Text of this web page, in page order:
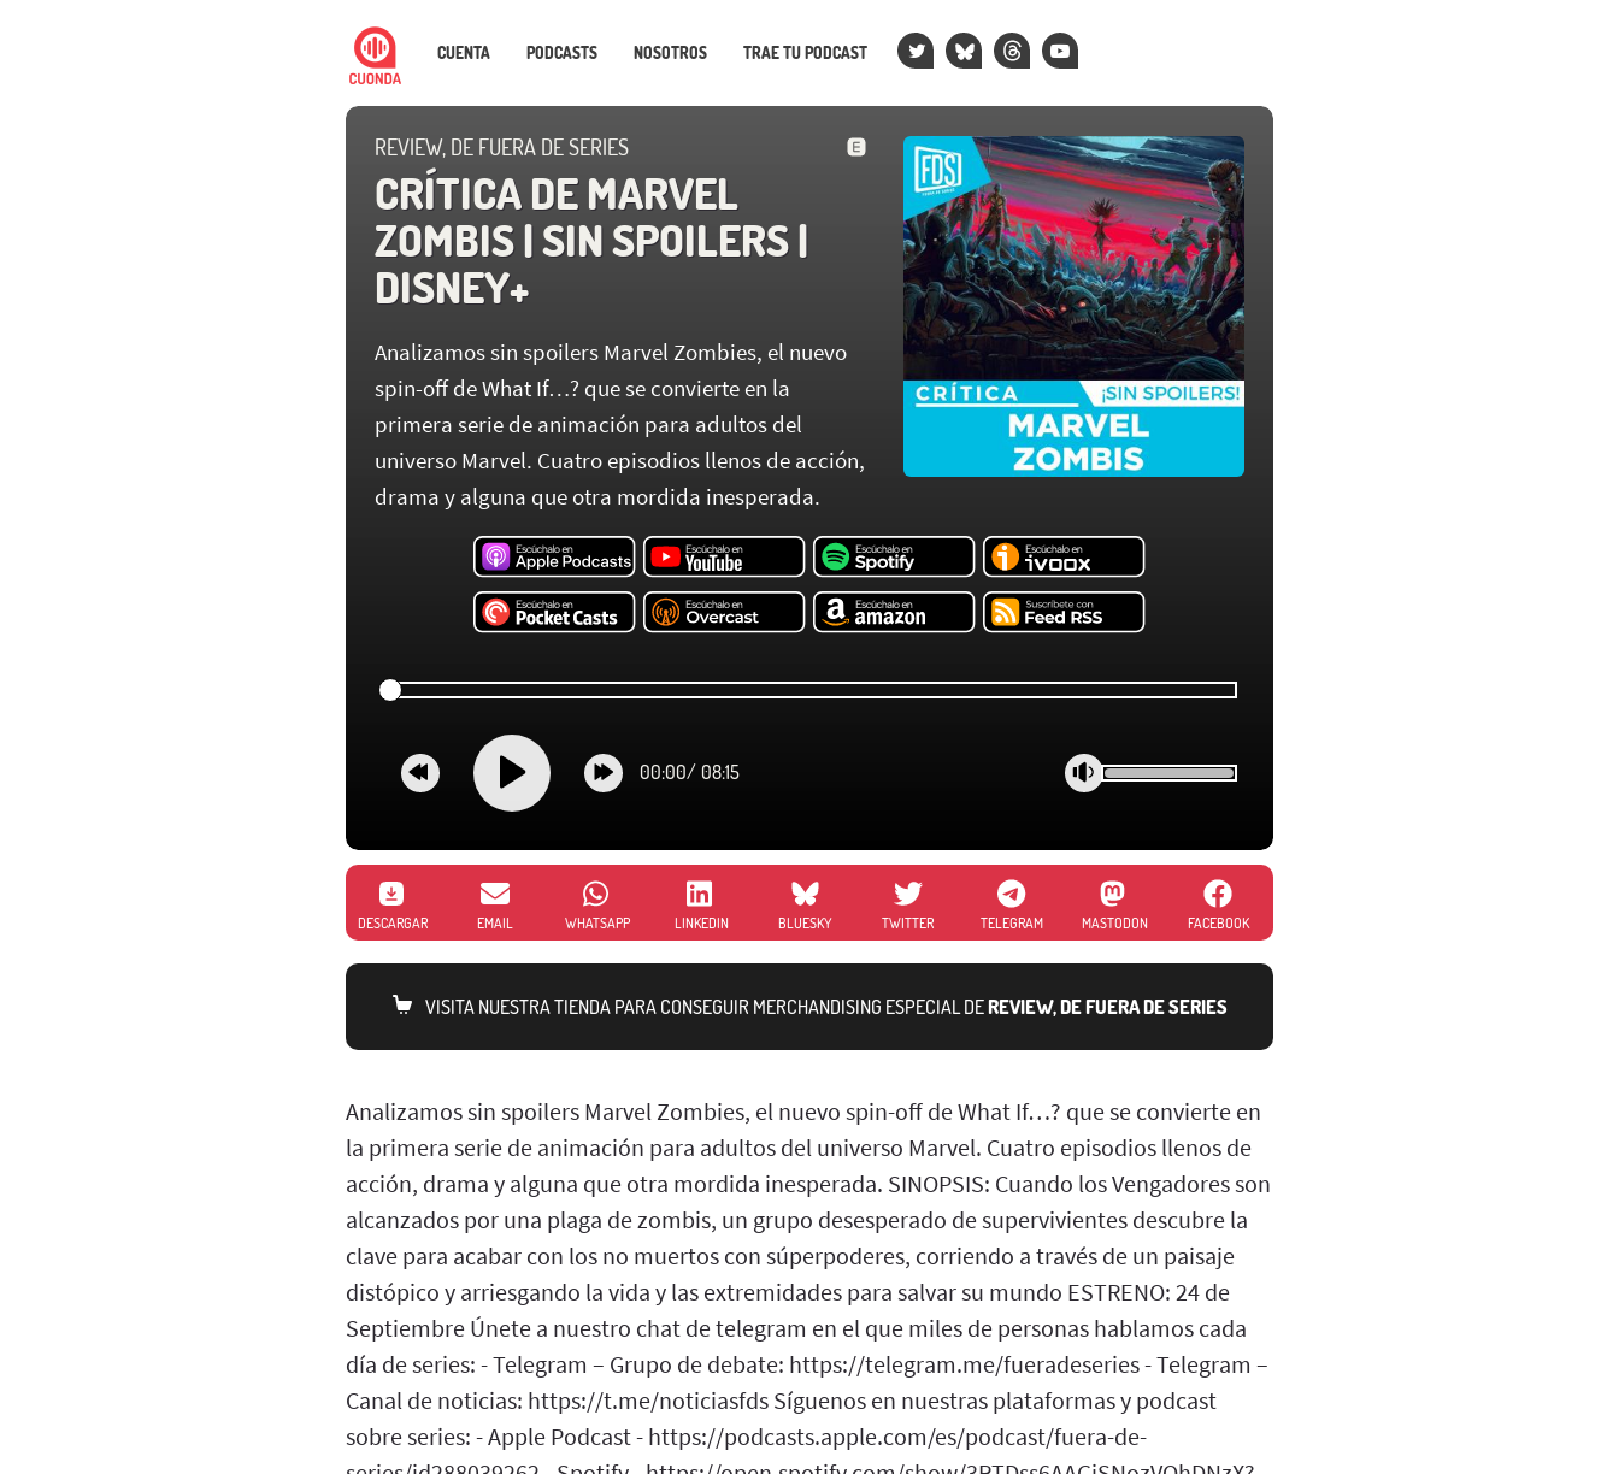
CUENTA PODCASTS NOSOTROS TRAE TU PODCAST
REVIEW, DE FUERA DE SERIES
CRÍTICA DE MARVEL
ZOMBIS | SIN SPOILERS |
DISNEY+
Analizamos sin spoilers Marvel Zombies, el nuevo
spin-off de What If…? que se convierte en la
primera serie de animación para adultos del
universo Marvel. Cuatro episodios llenos de acción,
drama y alguna que otra mordida inesperada.
00:00/ 08:15
DESCARGAR EMAIL WHATSAPP LINKEDIN BLUESKY TWITTER TELEGRAM MASTODON FACEBOOK
VISITA NUESTRA TIENDA PARA CONSEGUIR MERCHANDISING ESPECIAL DEREVIEW, DE FUERA DE SERIES
Analizamos sin spoilers Marvel Zombies, el nuevo spin-off de What If…? que se convierte en
la primera serie de animación para adultos del universo Marvel. Cuatro episodios llenos de
acción, drama y alguna que otra mordida inesperada. SINOPSIS: Cuando los Vengadores son
alcanzados por una plaga de zombis, un grupo desesperado de supervivientes descubre la
clave para acabar con los no muertos con súperpoderes, corriendo a través de un paisaje
distópico y arriesgando la vida y las extremidades para salvar su mundo ESTRENO: 24 de
Septiembre Únete a nuestro chat de telegram en el que miles de personas hablamos cada
día de series: - Telegram – Grupo de debate: https://telegram.me/fueradeseries - Telegram –
Canal de noticias: https://t.me/noticiasfds Síguenos en nuestras plataformas y podcast
sobre series: - Apple Podcast - https://podcasts.apple.com/es/podcast/fuera-de-